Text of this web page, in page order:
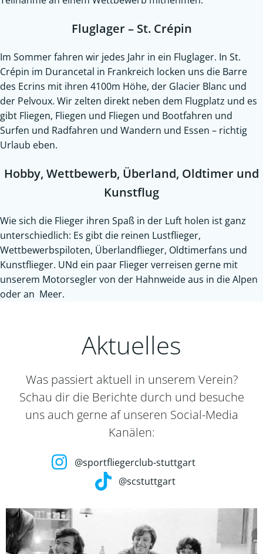
Fluglager – St. Crépin
Im Sommer fahren wir jedes Jahr in ein Fluglager. In St.
Crépin im Durancetal in Frankreich locken uns die Barre
des Ecrins mit ihren 4100m Höhe, der Glacier Blanc und
der Pelvoux. Wir zelten direkt neben dem Flugplatz und es
gibt Fliegen, Fliegen und Fliegen und Bootfahren und
Surfen und Radfahren und Wandern und Essen – richtig
Urlaub eben.
Hobby, Wettbewerb, Überland, Oldtimer und
Kunstflug
Wie sich die Flieger ihren Spaß in der Luft holen ist ganz
unterschiedlich: Es gibt die reinen Lustflieger,
Wettbewerbspiloten, Überlandflieger, Oldtimerfans und
Kunstflieger. UNd ein paar Flieger verreisen gerne mit
unserem Motorsegler von der Hahnweide aus in die Alpen
oder an Meer.
Aktuelles
Was passiert aktuell in unserem Verein?
Schau dir die Berichte durch und besuche
uns auch gerne af unseren Social-Media
Kanälen:
@sportfliegerclub-stuttgart
@scstuttgart